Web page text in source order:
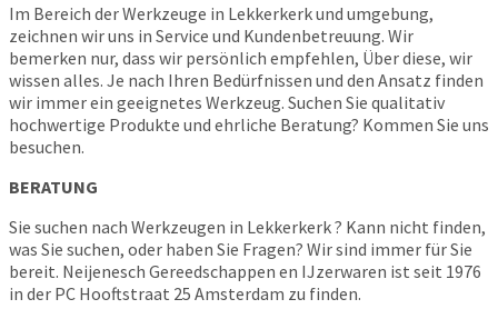
Im Bereich der Werkzeuge in Lekkerkerk und umgebung,
zeichnen wir uns in Service und Kundenbetreuung. Wir
bemerken nur, dass wir persönlich empfehlen, Über diese, wir
wissen alles. Je nach Ihren Bedürfnissen und den Ansatz finden
wir immer ein geeignetes Werkzeug. Suchen Sie qualitativ
hochwertige Produkte und ehrliche Beratung? Kommen Sie uns
besuchen.
BERATUNG
Sie suchen nach Werkzeugen in Lekkerkerk ? Kann nicht finden,
was Sie suchen, oder haben Sie Fragen? Wir sind immer für Sie
bereit. Neijenesch Gereedschappen en IJzerwaren ist seit 1976
in der PC Hooftstraat 25 Amsterdam zu finden.